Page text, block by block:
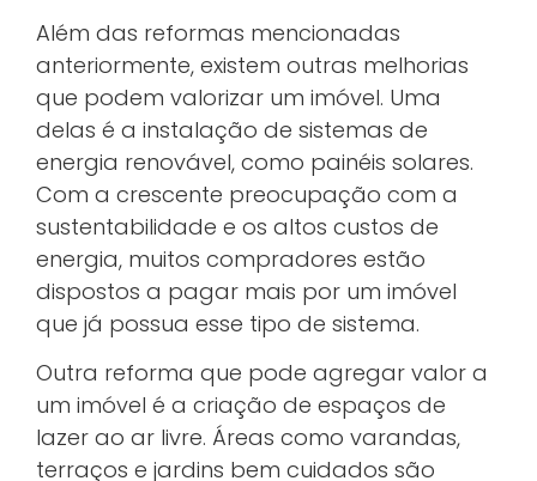
Além das reformas mencionadas
anteriormente, existem outras melhorias
que podem valorizar um imóvel. Uma
delas é a instalação de sistemas de
energia renovável, como painéis solares.
Com a crescente preocupação com a
sustentabilidade e os altos custos de
energia, muitos compradores estão
dispostos a pagar mais por um imóvel
que já possua esse tipo de sistema.
Outra reforma que pode agregar valor a
um imóvel é a criação de espaços de
lazer ao ar livre. Áreas como varandas,
terraços e jardins bem cuidados são